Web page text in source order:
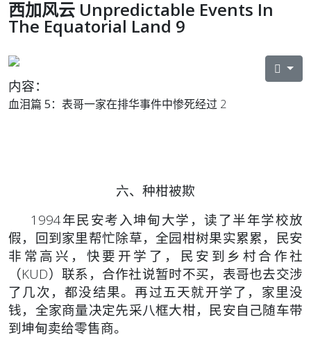
西加风云 Unpredictable Events In
The Equatorial Land 9
内容：
血泪篇 5： 表哥一家在排华事件中惨死经过 2
六、种柑被欺
1994年民安考入坤甸大学，读了半年学校放
假，回到家里帮忙除草，全园柑树果实累累，民安
非常高兴，快要开学了，民安到乡村合作社
（KUD）联系，合作社说暂时不买，表哥也去交涉
了几次，都没结果。再过五天就开学了，家里没
钱，全家商量决定先采八框大柑，民安自己随车带
到坤甸卖给零售商。